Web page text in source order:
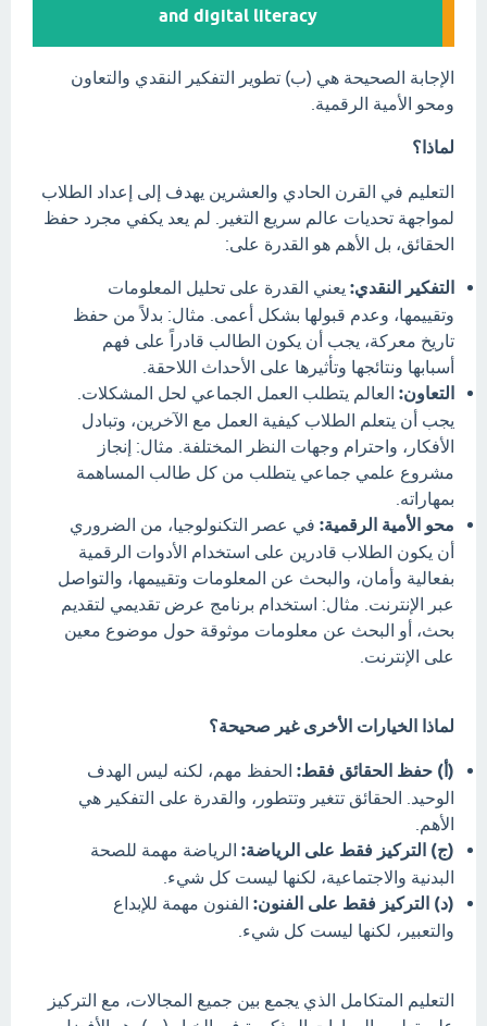
and digital literacy
الإجابة الصحيحة هي (ب) تطوير التفكير النقدي والتعاون
ومحو الأمية الرقمية.
لماذا؟
التعليم في القرن الحادي والعشرين يهدف إلى إعداد الطلاب
لمواجهة تحديات عالم سريع التغير. لم يعد يكفي مجرد حفظ
الحقائق، بل الأهم هو القدرة على:
التفكير النقدي: يعني القدرة على تحليل المعلومات
وتقييمها، وعدم قبولها بشكل أعمى. مثال: بدلاً من حفظ
تاريخ معركة، يجب أن يكون الطالب قادراً على فهم
أسبابها ونتائجها وتأثيرها على الأحداث اللاحقة.
التعاون: العالم يتطلب العمل الجماعي لحل المشكلات.
يجب أن يتعلم الطلاب كيفية العمل مع الآخرين، وتبادل
الأفكار، واحترام وجهات النظر المختلفة. مثال: إنجاز
مشروع علمي جماعي يتطلب من كل طالب المساهمة
بمهاراته.
محو الأمية الرقمية: في عصر التكنولوجيا، من الضروري
أن يكون الطلاب قادرين على استخدام الأدوات الرقمية
بفعالية وأمان، والبحث عن المعلومات وتقييمها، والتواصل
عبر الإنترنت. مثال: استخدام برنامج عرض تقديمي لتقديم
بحث، أو البحث عن معلومات موثوقة حول موضوع معين
على الإنترنت.
لماذا الخيارات الأخرى غير صحيحة؟
(أ) حفظ الحقائق فقط: الحفظ مهم، لكنه ليس الهدف
الوحيد. الحقائق تتغير وتتطور، والقدرة على التفكير هي
الأهم.
(ج) التركيز فقط على الرياضة: الرياضة مهمة للصحة
البدنية والاجتماعية، لكنها ليست كل شيء.
(د) التركيز فقط على الفنون: الفنون مهمة للإبداع
والتعبير، لكنها ليست كل شيء.
التعليم المتكامل الذي يجمع بين جميع المجالات، مع التركيز